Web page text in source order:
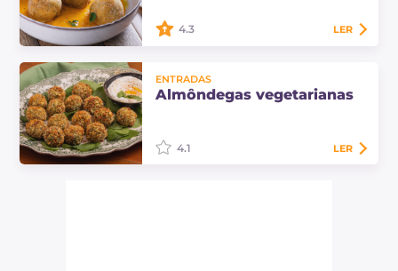
são um segundo prato leve e
nutritivo: almôndegas macias de
4.3 LER
ENTRADAS
Almôndegas vegetarianas
4.1 LER